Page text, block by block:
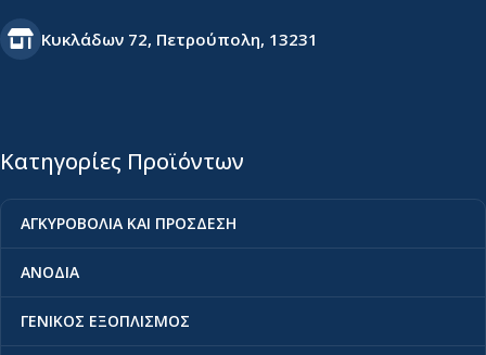
Κυκλάδων 72, Πετρούπολη, 13231
Κατηγορίες Προϊόντων
ΑΓΚΥΡΟΒΟΛΙΑ ΚΑΙ ΠΡΟΣΔΕΣΗ
ΑΝΟΔΙΑ
ΓΕΝΙΚΟΣ ΕΞΟΠΛΙΣΜΟΣ